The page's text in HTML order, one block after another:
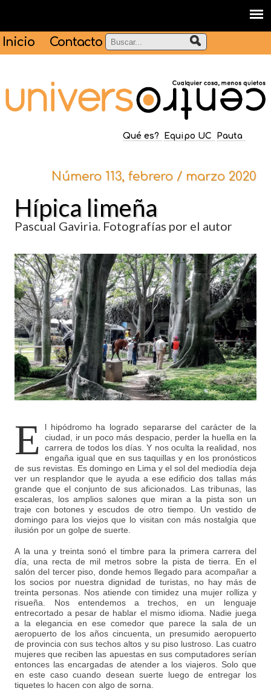
Inicio Contacto
Qué es? Equipo UC Pauta
Número 113, febrero / marzo 2020
Hípica limeña
Pascual Gaviria. Fotografías por el autor
E
l hipódromo ha logrado separarse del carácter de la
ciudad, ir un poco más despacio, perder la huella en la
carrera de todos los días. Y nos oculta la realidad, nos
engaña igual que en sus taquillas y en los pronósticos
de sus revistas. Es domingo en Lima y el sol del mediodía deja
ver un resplandor que le ayuda a ese edificio dos tallas más
grande que el conjunto de sus aficionados. Las tribunas, las
escaleras, los amplios salones que miran a la pista son un
traje con botones y escudos de otro tiempo. Un vestido de
domingo para los viejos que lo visitan con más nostalgia que
ilusión por un golpe de suerte.
A la una y treinta sonó el timbre para la primera carrera del
día, una recta de mil metros sobre la pista de tierra. En el
salón del tercer piso, donde hemos llegado para acompañar a
los socios por nuestra dignidad de turistas, no hay más de
treinta personas. Nos atiende con timidez una mujer rolliza y
risueña. Nos entendemos a trechos, en un lenguaje
entrecortado a pesar de hablar el mismo idioma. Nadie juega
a la elegancia en ese comedor que parece la sala de un
aeropuerto de los años cincuenta, un presumido aeropuerto
de provincia con sus techos altos y su piso lustroso. Las cuatro
mujeres que reciben las apuestas en sus computadores serían
entonces las encargadas de atender a los viajeros. Solo que
en este caso cuando desean suerte luego de entregar los
tiquetes lo hacen con algo de sorna.